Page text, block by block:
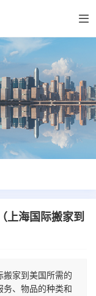
上海国际搬家到
搬家到美国所需的
务、物品的种类和